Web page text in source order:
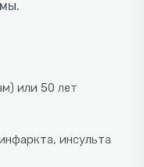
или 50 лет
инсульта